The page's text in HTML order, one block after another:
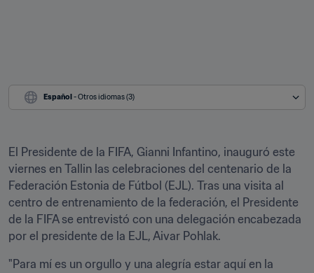
Español - Otros idiomas (3)
El Presidente de la FIFA, Gianni Infantino, inauguró este
viernes en Tallin las celebraciones del centenario de la
Federación Estonia de Fútbol (EJL). Tras una visita al
centro de entrenamiento de la federación, el Presidente
de la FIFA se entrevistó con una delegación encabezada
por el presidente de la EJL, Aivar Pohlak.
"Para mí es un orgullo y una alegría estar aquí en la